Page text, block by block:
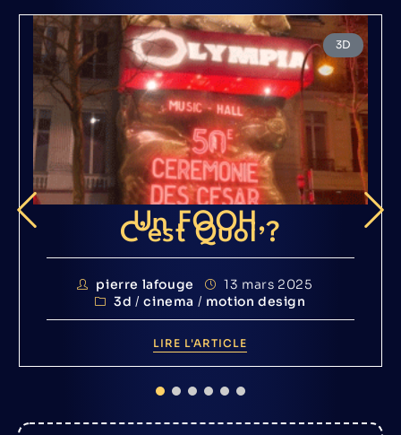
3D
Un FOOH,
C’est Quoi ?
pierre lafouge
13 mars 2025
3d /cinema / motion design
LIRE L'ARTICLE